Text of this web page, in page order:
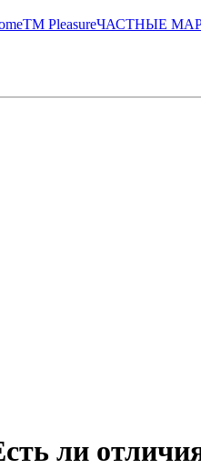
ТМ PleasureЧАСТНЫЕ
ли